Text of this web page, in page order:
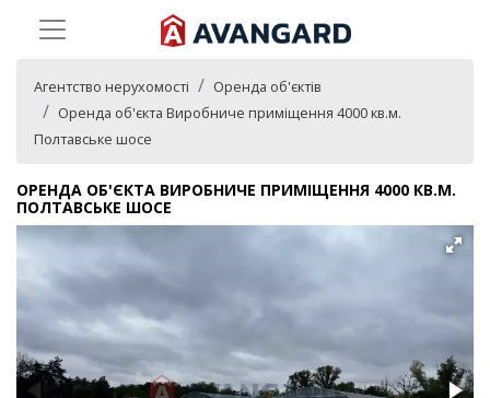
Агентство нерухомості
Оренда об'єктів
Оренда об'єкта Виробниче приміщення 4000 кв.м.
Полтавське шосе
ОРЕНДА ОБ'ЄКТА ВИРОБНИЧЕ ПРИМІЩЕННЯ 4000 КВ.М.
ПОЛТАВСЬКЕ ШОСЕ